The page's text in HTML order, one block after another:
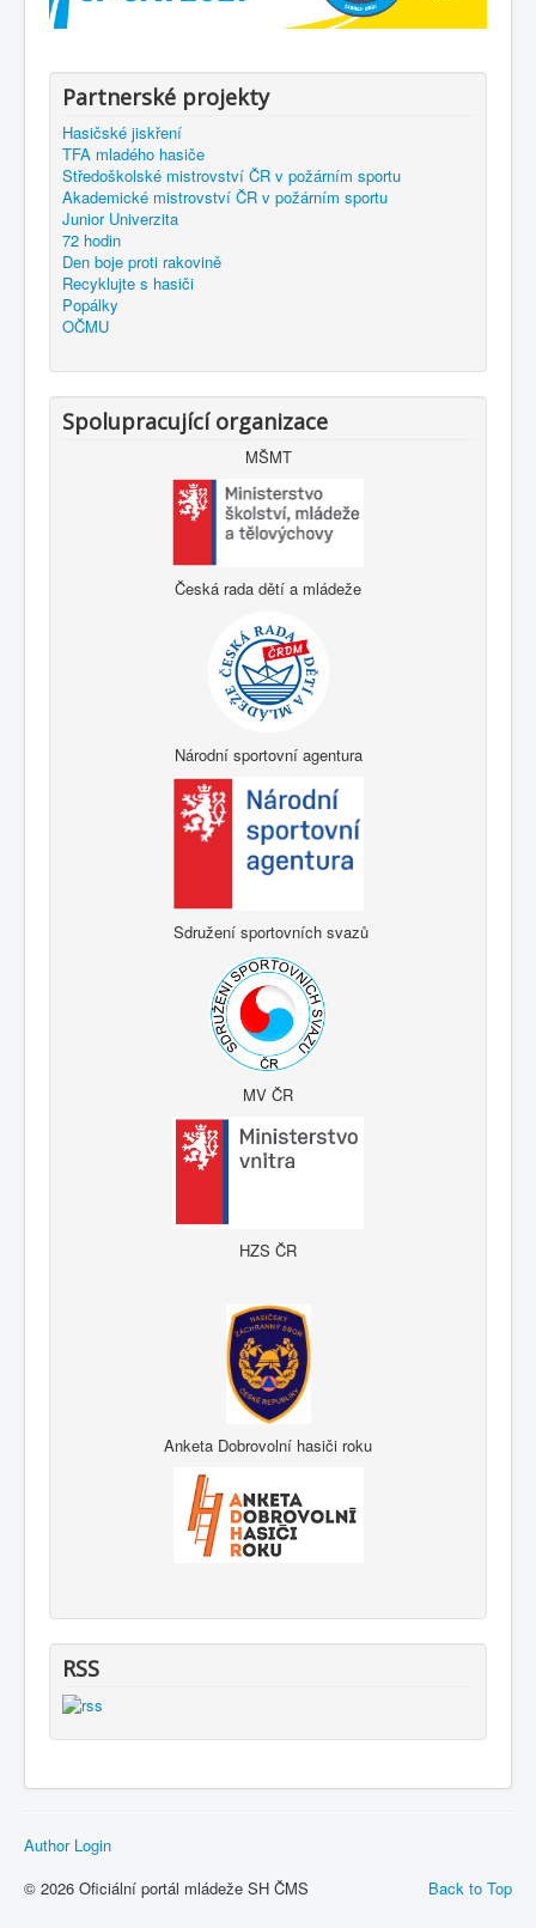
Partnerské projekty
Hasičské jiskření
TFA mladého hasiče
Středoškolské mistrovství ČR v požárním sportu
Akademické mistrovství ČR v požárním sportu
Junior Univerzita
72 hodin
Den boje proti rakovině
Recyklujte s hasiči
Popálky
OČMU
Spolupracující organizace
MŠMT
Česká rada dětí a mládeže
Národní sportovní agentura
Sdružení sportovních svazů
MV ČR
HZS ČR
Anketa Dobrovolní hasiči roku
RSS
Author Login
Back to Top
© 2026 Oficiální portál mládeže SH ČMS